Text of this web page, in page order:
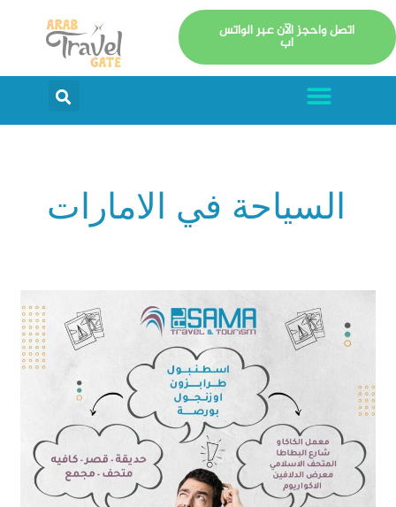
تخطي
إلى
المحتوى
اتصل واحجز الآن عبر الواتس
اب
Menu
السياحة في الامارات
برنامج
سياحي
اسطنبول